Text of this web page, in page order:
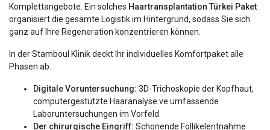
Komplettangebote. Ein solches Haartransplantation Türkei Paket
organisiert die gesamte Logistik im Hintergrund, sodass Sie sich
ganz auf Ihre Regeneration konzentrieren können.
In der Stamboul Klinik deckt Ihr individuelles Komfortpaket alle
Phasen ab:
Digitale Voruntersuchung: 3D-Trichoskopie der Kopfhaut,
computergestützte Haaranalyse ve umfassende
Laboruntersuchungen im Vorfeld.
Der chirurgische Eingriff: Schonende Follikelentnahme